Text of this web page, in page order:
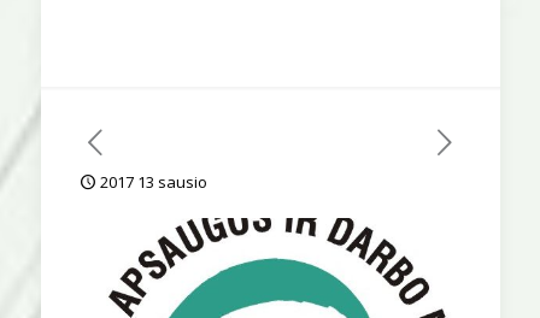
2017 13 sausio